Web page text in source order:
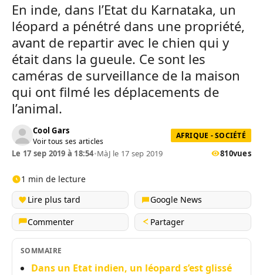
En inde, dans l’Etat du Karnataka, un
léopard a pénétré dans une propriété,
avant de repartir avec le chien qui y
était dans la gueule. Ce sont les
caméras de surveillance de la maison
qui ont filmé les déplacements de
l’animal.
Cool Gars
Voir tous ses articles
AFRIQUE - SOCIÉTÉ
Le 17 sep 2019 à 18:54•MàJ le 17 sep 2019 810vues
1 min de lecture
Lire plus tard
Google News
Commenter
Partager
SOMMAIRE
Dans un Etat indien, un léopard s’est glissé